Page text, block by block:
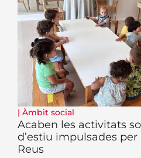
| Àmbit social
Acaben les activitats
d’estiu impulsades
Reus